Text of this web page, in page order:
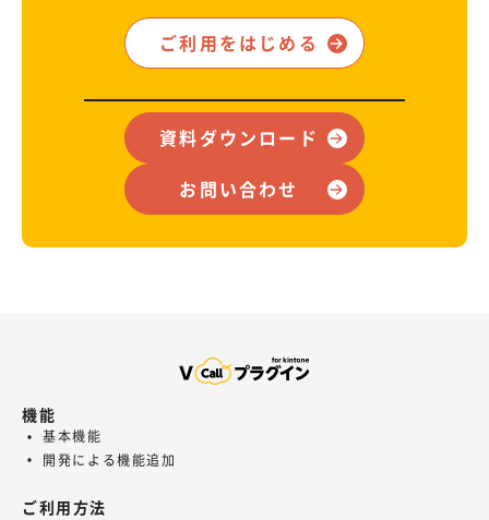
ご利用をはじめる
資料ダウンロード
お問い合わせ
機能
基本機能
開発による機能追加
ご利用方法